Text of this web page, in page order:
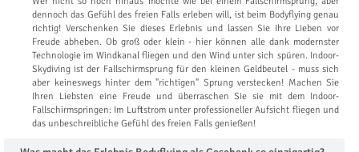
dennoch das Gefühl des freien Falls erleben will, ist beim Bodyflying genau
richtig! Verschenken Sie dieses Erlebnis und lassen Sie Ihre Lieben vor
Freude abheben. Ob groß oder klein - hier können alle dank modernster
Technologie im Windkanal fliegen und den Wind unter sich spüren. Indoor-
Skydiving ist der Fallschirmsprung für den kleinen Geldbeutel - muss sich
aber keineswegs hinter dem "richtigen" Sprung verstecken! Machen Sie
Ihren Liebsten eine Freude und überraschen Sie sie mit dem Indoor-
Fallschirmspringen: Im Luftstrom unter professioneller Aufsicht fliegen und
das unbeschreibliche Gefühl des freien Falls genießen!